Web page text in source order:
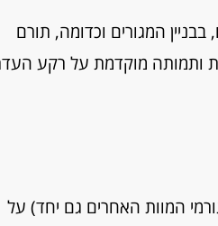
המגורים וכדומה, תורם
ותמותה מוקדמת על רקע
המוות האחרים גם יחד) על